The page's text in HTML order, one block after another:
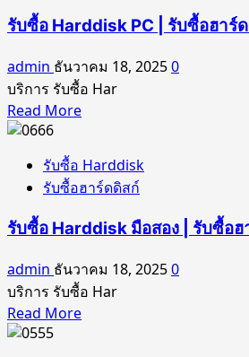
รับ
ฮาร์ดดิสก์
SAS
Notebook
รับ
ซื้อ
ฮาร์ดดิสก์
|
รับ
ซื้อ
Harddisk
โน๊
ตบุ๊ค
|
รับซื้อ Harddisk PC | รับซื้อฮาร์
admin ธันวาคม 18, 20250
บริการ รับซื้อ Har
Read MoreRead
รับ
ซื้อ
PC
รับ
ซื้อ
ฮาร์ดดิสก์
รับซื้อ Harddisk
รับซื้อฮาร์ดดิสก์
รับซื้อ Harddisk มือสอง | รับซื้อฮ
admin ธันวาคม 18, 20250
บริการ รับซื้อ Har
Read MoreRead